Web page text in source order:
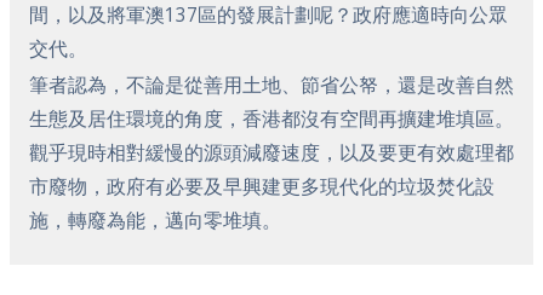
間，以及將軍澳137區的發展計劃呢？政府應適時向公眾
交代。
筆者認為，不論是從善用土地、節省公帑，還是改善自然
生態及居住環境的角度，香港都沒有空間再擴建堆填區。
觀乎現時相對緩慢的源頭減廢速度，以及要更有效處理都
市廢物，政府有必要及早興建更多現代化的垃圾焚化設
施，轉廢為能，邁向零堆填。